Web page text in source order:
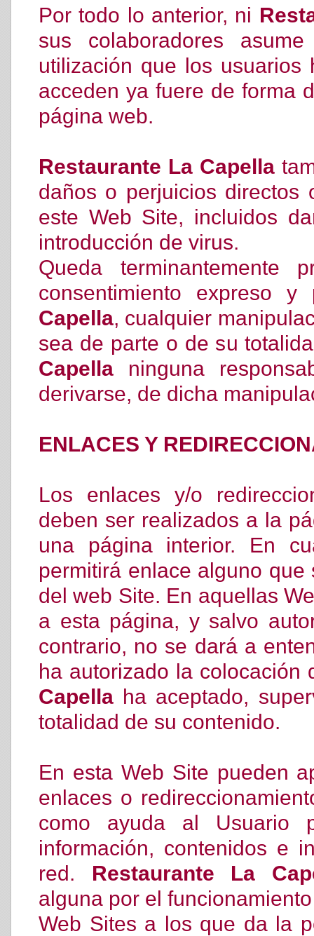
Por todo lo anterior, ni
sus colaboradores
utilización que los
acceden ya fuere de forma
página web.
Restaurante La Capella
daños o perjuicios directos
este Web Site, incluidos
introducción de virus.
Queda terminantemente
consentimiento expreso
Capella, cualquier
sea de parte o de su
Capella ninguna
derivarse, de dicha
ENLACES Y
Los enlaces y/o
deben ser realizados a la
una página interior. En
permitirá enlace alguno
del web Site. En aquellas
a esta página, y salvo
contrario, no se dará a
ha autorizado la
Capella ha aceptado,
totalidad de su contenido.
En esta Web Site pueden
enlaces o
como ayuda al Usuario
información, contenidos e
red. Restaurante La
alguna por el
Web Sites a los que da la